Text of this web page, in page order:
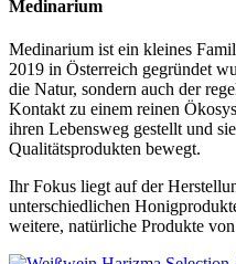
Medinarium
Medinarium ist ein kleines
2019 in Österreich gegründet
die Natur, sondern auch der
Kontakt zu einem reinen
ihren Lebensweg gestellt und
Qualitätsprodukten bewegt.
Ihr Fokus liegt auf der
unterschiedlichen
weitere, natürliche Produkte